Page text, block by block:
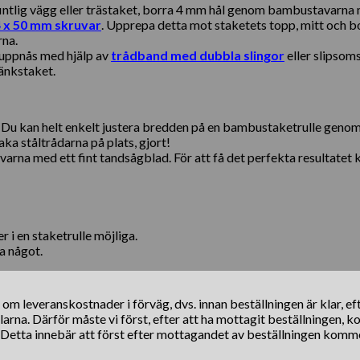
vägg eller trästaket, borra 4 mm hål genom bambustavarna
x 50 mm skruvar . Upprepa detta mot staketets topp, mitt och
med hjälp av trådband med dubbla slingoreller
kan helt enkelt justera bredden på en bambustaketrulle
ståltrådarna på plats, gjort!
med ett fint tandsågblad. För att få det perfekta resultatet
i en staketrulle möjliga.
något.
leveranskostnader i förväg, dvs. innan beställningen är klar,
Därför måste vi först, efter att ha mottagit beställningen,
innebär att först efter mottagandet av beställningen